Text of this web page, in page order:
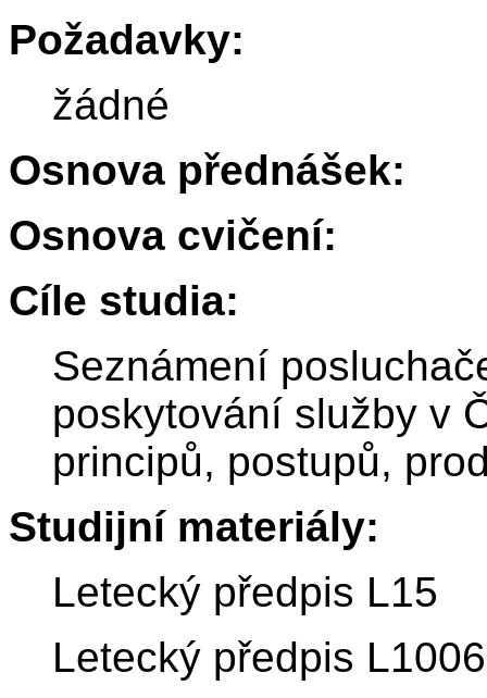
Požadavky:
žádné
Osnova přednášek:
Osnova cvičení:
Cíle studia:
Seznámení
poskytování služby v
principů, postupů,
Studijní materiály:
Letecký předpis L15
Letecký předpis